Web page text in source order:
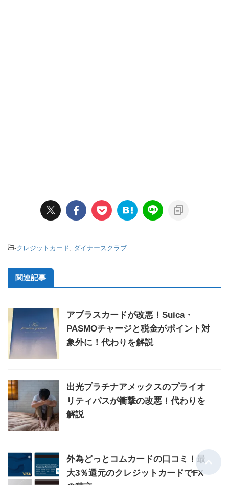
-クレジットカード, ダイナースクラブ
関連記事
アプラスカードが改悪！Suica・
PASMOチャージと税金がポイント対
象外に！代わりを解説
出光プラチナアメックスのプライオ
リティパスが衝撃の改悪！代わりを
解説
外為どっとコムカードの口コミ！最
大3％還元のクレジットカードでFX